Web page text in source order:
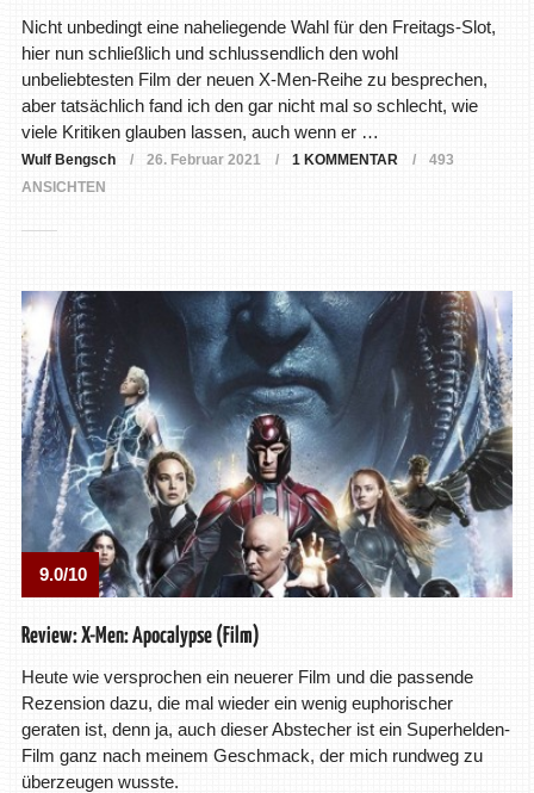
Nicht unbedingt eine naheliegende Wahl für den Freitags-Slot,
hier nun schließlich und schlussendlich den wohl
unbeliebtesten Film der neuen X-Men-Reihe zu besprechen,
aber tatsächlich fand ich den gar nicht mal so schlecht, wie
viele Kritiken glauben lassen, auch wenn er …
Wulf Bengsch 26. Februar 2021 1 KOMMENTAR
493
ANSICHTEN
9.0/10
Review: X-Men: Apocalypse (Film)
Heute wie versprochen ein neuerer Film und die passende
Rezension dazu, die mal wieder ein wenig euphorischer
geraten ist, denn ja, auch dieser Abstecher ist ein Superhelden-
Film ganz nach meinem Geschmack, der mich rundweg zu
überzeugen wusste.